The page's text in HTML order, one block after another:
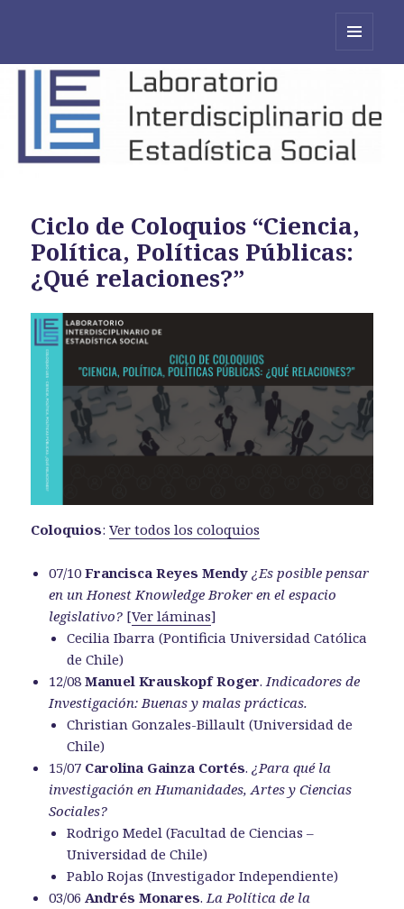
Ciclo de Coloquios “Ciencia,
Política, Políticas Públicas:
¿Qué relaciones?”
Coloquios:Ver todos los coloquios
07/10Francisca Reyes Mendy ¿Es posible pensar
en un Honest Knowledge Broker en el espacio
legislativo? [Ver láminas]
Cecilia Ibarra (Pontificia Universidad Católica
de Chile)
12/08Manuel Krauskopf Roger.Indicadores de
Investigación: Buenas y malas prácticas.
Christian Gonzales-Billault (Universidad de
Chile)
15/07 Carolina Gainza Cortés.¿Para qué la
investigación en Humanidades, Artes y Ciencias
Sociales?
Rodrigo Medel (Facultad de Ciencias –
Universidad de Chile)
Pablo Rojas (Investigador Independiente)
03/06Andrés Monares.La Política de la